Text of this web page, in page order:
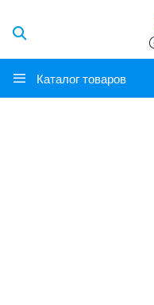
Каталог товаров